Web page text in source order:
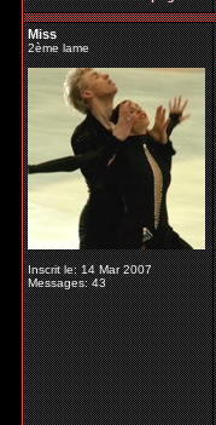
Miss
2ème lame
Inscrit le: 14 Mar 2007
Messages: 43